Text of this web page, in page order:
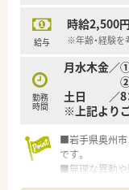
給与
時給2,500
※年齢・経験を
勤務
時間
月水木金／
②10：30
土日 ／8：
※上記より
■岩手県奥州市
です。
■無理な異動や